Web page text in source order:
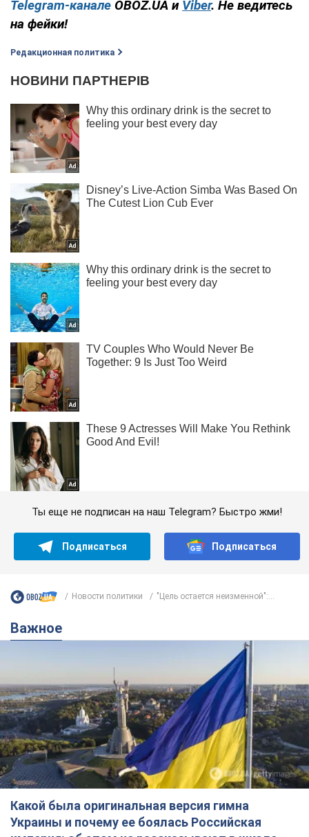
Telegram-канале OBOZ.UA и Viber. Не ведитесь
на фейки!
Редакционная политика
Ты еще не подписан на наш Telegram? Быстро жми!
Подписаться Подписаться
Новости политики "Цель остается неизменной":...
Важное
Какой была оригинальная версия гимна
Украины и почему ее боялась Российская